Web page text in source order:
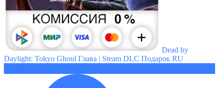
Dead by
Daylight: Tokyo Ghoul Глава | Steam DLC Подарок RU